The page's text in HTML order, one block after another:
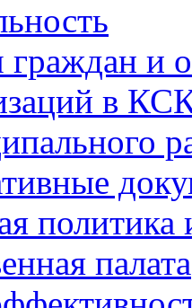
и
в
политика
палата